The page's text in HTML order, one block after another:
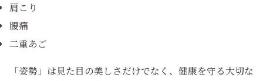
肩こり
腰痛
二重あご
「姿勢」は見た目の美しさだけでなく、健康を守る大切な